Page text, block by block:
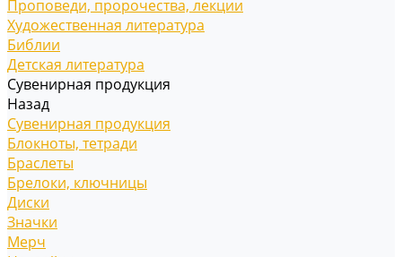
Проповеди, пророчества, лекции
Художественная литература
Библии
Детская литература
Сувенирная продукция
Назад
Сувенирная продукция
Блокноты, тетради
Браслеты
Брелоки, ключницы
Диски
Значки
Мерч